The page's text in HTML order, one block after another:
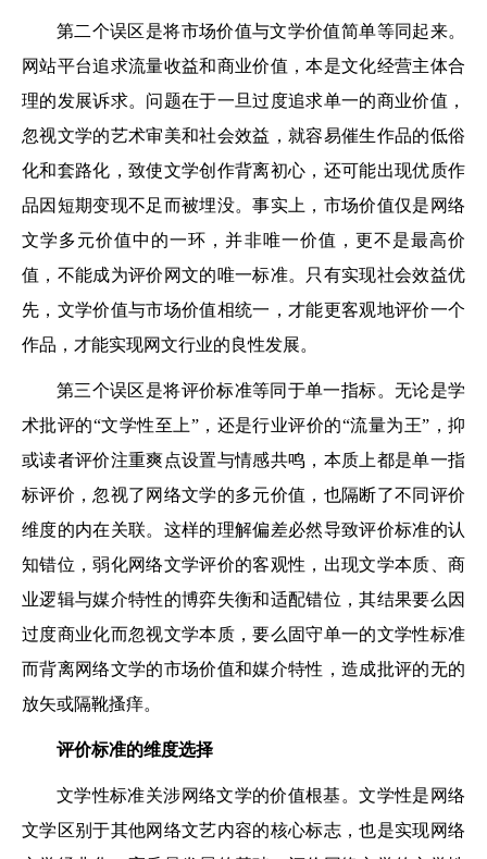
第二个误区是将市场价值与文学价值简单等同起来。
网站平台追求流量收益和商业价值，本是文化经营主体合
理的发展诉求。问题在于一旦过度追求单一的商业价值，
忽视文学的艺术审美和社会效益，就容易催生作品的低俗
化和套路化，致使文学创作背离初心，还可能出现优质作
品因短期变现不足而被埋没。事实上，市场价值仅是网络
文学多元价值中的一环，并非唯一价值，更不是最高价
值，不能成为评价网文的唯一标准。只有实现社会效益优
先，文学价值与市场价值相统一，才能更客观地评价一个
作品，才能实现网文行业的良性发展。
第三个误区是将评价标准等同于单一指标。无论是学
术批评的“文学性至上”，还是行业评价的“流量为王”，抑
或读者评价注重爽点设置与情感共鸣，本质上都是单一指
标评价，忽视了网络文学的多元价值，也隔断了不同评价
维度的内在关联。这样的理解偏差必然导致评价标准的认
知错位，弱化网络文学评价的客观性，出现文学本质、商
业逻辑与媒介特性的博弈失衡和适配错位，其结果要么因
过度商业化而忽视文学本质，要么固守单一的文学性标准
而背离网络文学的市场价值和媒介特性，造成批评的无的
放矢或隔靴搔痒。
评价标准的维度选择
文学性标准关涉网络文学的价值根基。文学性是网络
文学区别于其他网络文艺内容的核心标志，也是实现网络